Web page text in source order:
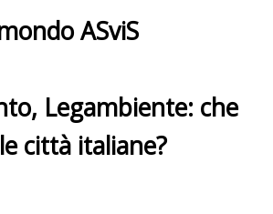
ASviS
Legambiente: che
città italiane?